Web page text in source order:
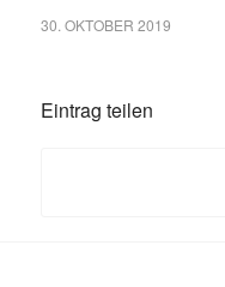
30. OKTOBER 2019
Eintrag teilen